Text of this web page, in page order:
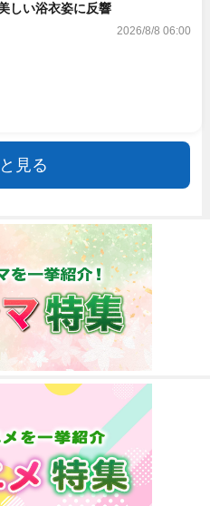
しい浴衣姿に反響
2026/8/8 06:00
見る